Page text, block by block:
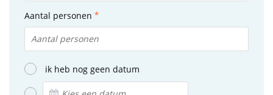
Aantal personen
ik heb nog geen datum